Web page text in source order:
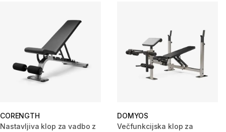
CORENGTH
Nastavljiva klop za vadbo z
DOMYOS
Večfunkcijska klop za